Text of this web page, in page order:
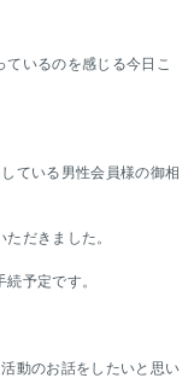
いるのを感じる今日こ
ている男性会員様の御相
だきました。
予定です。
動のお話をしたいと思い